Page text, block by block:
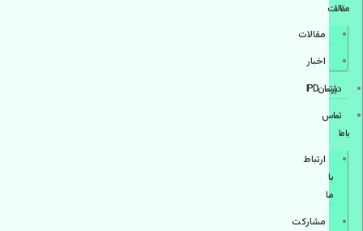
مقالات
مقالات
اخبار
دپارتمانIPD
تماس
با ما
ارتباط
با
ما
مشاركت